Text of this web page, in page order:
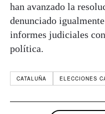
han avanzado la
denunciado
informes judiciales
política.
CATALUÑA ELECCIONES